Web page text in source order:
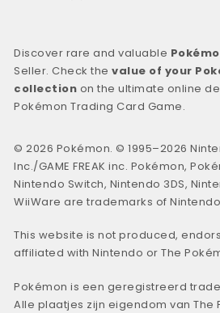
Discover rare and valuable
Seller. Check thevalue of your
collection on the ultimate online
Pokémon Trading Card Game.
© 2026 Pokémon. © 1995–2026
Inc./GAME FREAK inc. Pokémon,
Nintendo Switch, Nintendo 3DS,
WiiWare are trademarks of
This website is not produced,
affiliated with Nintendo or The
Pokémon is een geregistreerd
Alle plaatjes zijn eigendom van The